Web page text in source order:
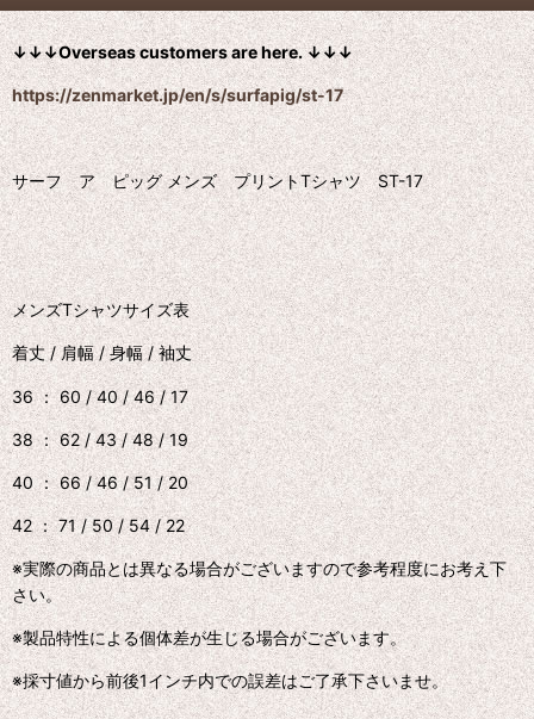
↓↓↓Overseas customers are here. ↓↓↓
https://zenmarket.jp/en/s/surfapig/st-17
サーフ ア ピッグ メンズ プリントTシャツ ST-17
メンズTシャツサイズ表
着丈 / 肩幅 / 身幅 / 袖丈
36 ： 60 / 40 / 46 / 17
38 ： 62 / 43 / 48 / 19
40 ： 66 / 46 / 51 / 20
42 ： 71 / 50 / 54 / 22
※実際の商品とは異なる場合がございますので参考程度にお考え下
さい。
※製品特性による個体差が生じる場合がございます。
※採寸値から前後1インチ内での誤差はご了承下さいませ。